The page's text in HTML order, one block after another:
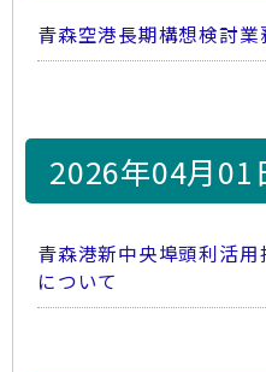
青森空港長期構想検討
2026年04月01
青森港新中央埠頭利活
について